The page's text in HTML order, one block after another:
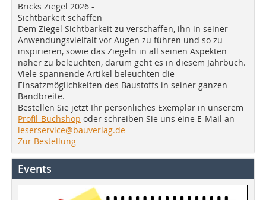
Bricks Ziegel 2026 -
Sichtbarkeit schaffen
Dem Ziegel Sichtbarkeit zu verschaffen, ihn in seiner
Anwendungsvielfalt vor Augen zu führen und so zu
inspirieren, sowie das Ziegeln in all seinen Aspekten
näher zu beleuchten, darum geht es in diesem Jahrbuch.
Viele spannende Artikel beleuchten die
Einsatzmöglichkeiten des Baustoffs in seiner ganzen
Bandbreite.
Bestellen Sie jetzt Ihr persönliches Exemplar in unserem
Profil-Buchshop oder schreiben Sie uns eine E-Mail an
leserservice@bauverlag.de
Zur Bestellung
Events